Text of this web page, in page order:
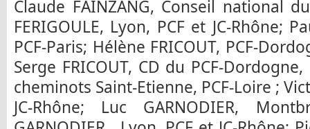
Claude FAINZANG, Conseil national
FERIGOULE, Lyon, PCF et JC-Rhône;
PCF-Paris; Hélène FRICOUT, PCF-
Serge FRICOUT, CD du PCF-
cheminots Saint-Etienne, PCF-Loire ;
JC-Rhône; Luc GARNODIER,